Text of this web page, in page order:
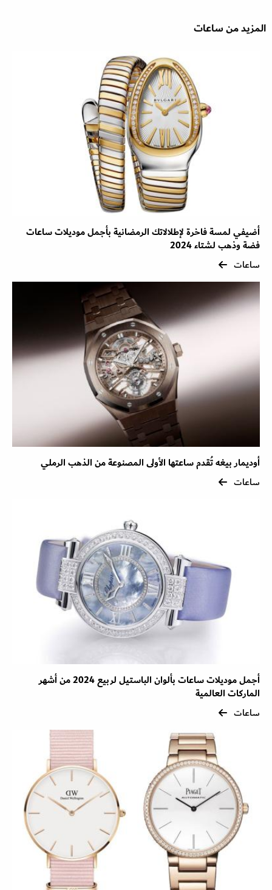
المزيد من ساعات
أضيفي لمسة فاخرة لإطلالاتك الرمضانية بأجمل موديلات ساعات
فضة وذهب لشتاء 2024
ساعات
أوديمار بيغه تُقدم ساعتها الأولى المصنوعة من الذهب الرملي
ساعات
أجمل موديلات ساعات بألوان الباستيل لربيع 2024 من أشهر
الماركات العالمية
ساعات